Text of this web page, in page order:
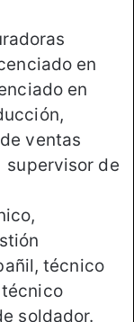
en
en
ventas
de
técnico
soldador.